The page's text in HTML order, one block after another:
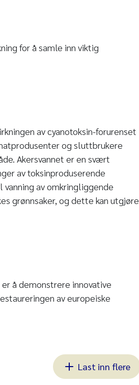
for å samle inn viktig
av cyanotoksin-forurenset
og sluttbrukere
Akersvannet er en svært
av toksinproduserende
vanning av omkringliggende
grønnsaker, og dette kan utgjøre
å demonstrere innovative
av europeiske
Last inn flere